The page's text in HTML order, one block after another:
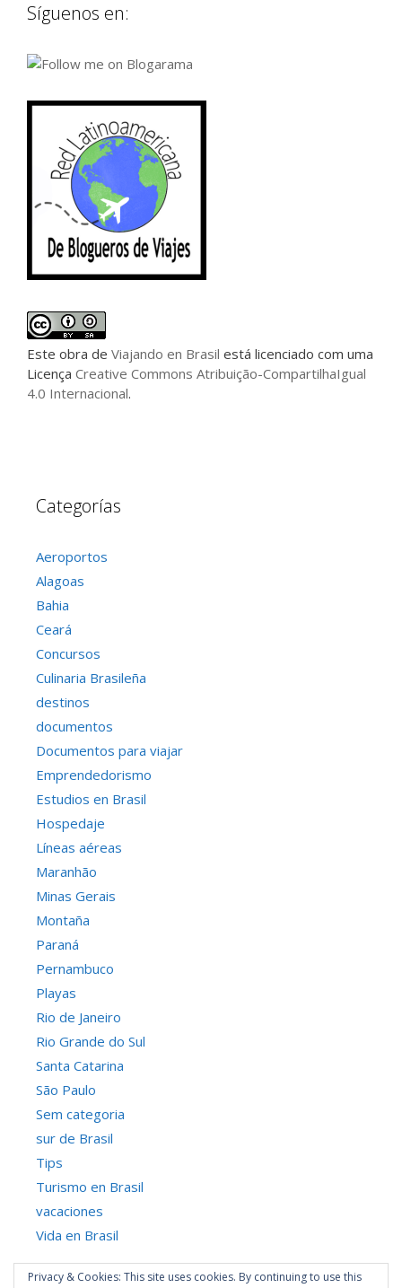
Síguenos en:
Este obra de Viajando en Brasil está licenciado com uma
Licença Creative Commons Atribuição-CompartilhaIgual
4.0 Internacional.
Categorías
Aeroportos
Alagoas
Bahia
Ceará
Concursos
Culinaria Brasileña
destinos
documentos
Documentos para viajar
Emprendedorismo
Estudios en Brasil
Hospedaje
Líneas aéreas
Maranhão
Minas Gerais
Montaña
Paraná
Pernambuco
Playas
Rio de Janeiro
Rio Grande do Sul
Santa Catarina
São Paulo
Sem categoria
sur de Brasil
Tips
Turismo en Brasil
vacaciones
Vida en Brasil
Privacy & Cookies: This site uses cookies. By continuing to use this